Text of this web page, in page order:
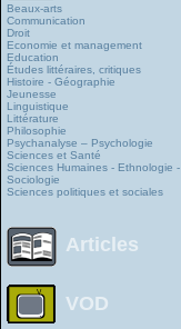
Beaux-arts
Communication
Droit
Economie et management
Education
Études littéraires, critiques
Histoire - Géographie
Jeunesse
Linguistique
Littérature
Philosophie
Psychanalyse – Psychologie
Sciences et Santé
Sciences Humaines - Ethnologie -
Sociologie
Sciences politiques et sociales
Articles
VOD